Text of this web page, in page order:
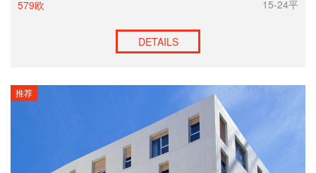
兰斯
579欧 15-24平
DETAILS
推荐